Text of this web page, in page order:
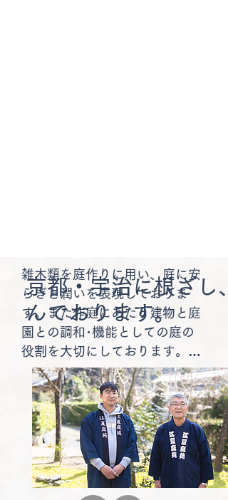
京都・宇治に根ざし
んでおります。
雑木類を庭作りに用い、庭に安
らぎと潤いを表現しておりま
す。また作庭にあたり建物と庭
園との調和･機能としての庭の
役割を大切にしております。設
計から管理までトータルでご提
案し、暮らしに寄り添い、四季
を通じて長く楽しめるお庭をお
客様と作り上げていきます。
代表の江夏大三郎は一九七一
年に東京農業大学造園科を卒業